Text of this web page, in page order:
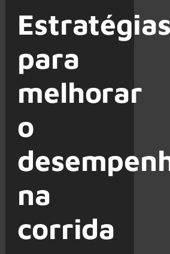
Estratégias
para
melhorar
o
na
corrida